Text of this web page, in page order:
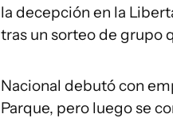
la decepción en la
tras un sorteo de grupo
Nacional debutó con
Parque, pero luego se